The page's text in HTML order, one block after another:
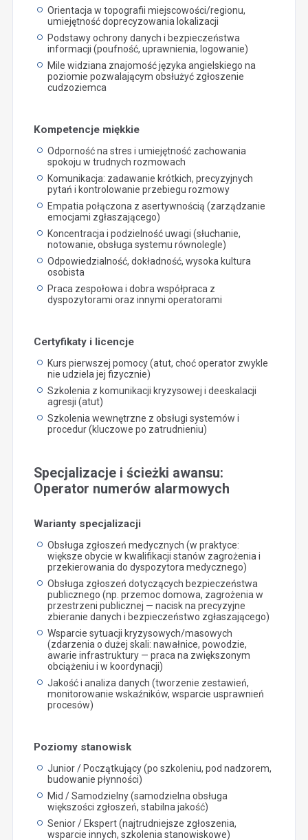
Orientacja w topografii miejscowości/regionu,
umiejętność doprecyzowania lokalizacji
Podstawy ochrony danych i bezpieczeństwa
informacji (poufność, uprawnienia, logowanie)
Mile widziana znajomość języka angielskiego na
poziomie pozwalającym obsłużyć zgłoszenie
cudzoziemca
Kompetencje miękkie
Odporność na stres i umiejętność zachowania
spokoju w trudnych rozmowach
Komunikacja: zadawanie krótkich, precyzyjnych
pytań i kontrolowanie przebiegu rozmowy
Empatia połączona z asertywnością (zarządzanie
emocjami zgłaszającego)
Koncentracja i podzielność uwagi (słuchanie,
notowanie, obsługa systemu równolegle)
Odpowiedzialność, dokładność, wysoka kultura
osobista
Praca zespołowa i dobra współpraca z
dyspozytorami oraz innymi operatorami
Certyfikaty i licencje
Kurs pierwszej pomocy (atut, choć operator zwykle
nie udziela jej fizycznie)
Szkolenia z komunikacji kryzysowej i deeskalacji
agresji (atut)
Szkolenia wewnętrzne z obsługi systemów i
procedur (kluczowe po zatrudnieniu)
Specjalizacje i ścieżki awansu:
Operator numerów alarmowych
Warianty specjalizacji
Obsługa zgłoszeń medycznych (w praktyce:
większe obycie w kwalifikacji stanów zagrożenia i
przekierowania do dyspozytora medycznego)
Obsługa zgłoszeń dotyczących bezpieczeństwa
publicznego (np. przemoc domowa, zagrożenia w
przestrzeni publicznej — nacisk na precyzyjne
zbieranie danych i bezpieczeństwo zgłaszającego)
Wsparcie sytuacji kryzysowych/masowych
(zdarzenia o dużej skali: nawałnice, powodzie,
awarie infrastruktury — praca na zwiększonym
obciążeniu i w koordynacji)
Jakość i analiza danych (tworzenie zestawień,
monitorowanie wskaźników, wsparcie usprawnień
procesów)
Poziomy stanowisk
Junior / Początkujący (po szkoleniu, pod nadzorem,
budowanie płynności)
Mid / Samodzielny (samodzielna obsługa
większości zgłoszeń, stabilna jakość)
Senior / Ekspert (najtrudniejsze zgłoszenia,
wsparcie innych, szkolenia stanowiskowe)